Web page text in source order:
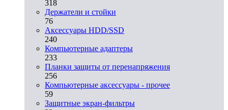
318
Держатели и стойки
76
Аксессуары HDD/SSD
240
Компьютерные адаптеры
233
Планки защиты от перенапряжения
256
Компьютерные аксессуары - прочее
59
Защитные экран-фильтры